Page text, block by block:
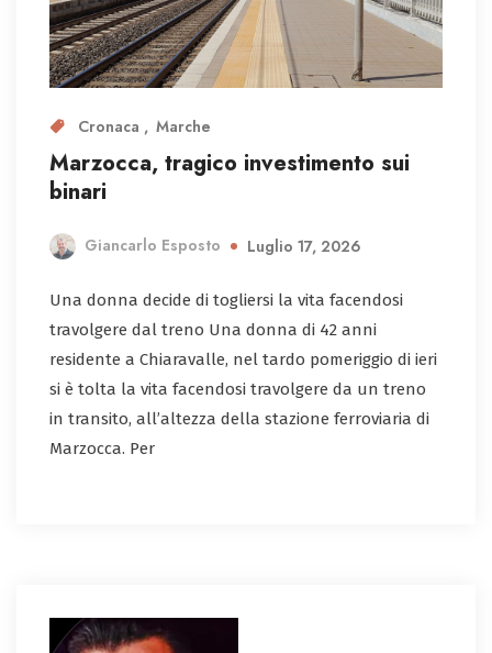
Cronaca Marche
Marzocca, tragico investimento sui
binari
Giancarlo Esposto Luglio 17, 2026
Una donna decide di togliersi la vita facendosi
travolgere dal treno Una donna di 42 anni
residente a Chiaravalle, nel tardo pomeriggio di ieri
si è tolta la vita facendosi travolgere da un treno
in transito, all’altezza della stazione ferroviaria di
Marzocca. Per